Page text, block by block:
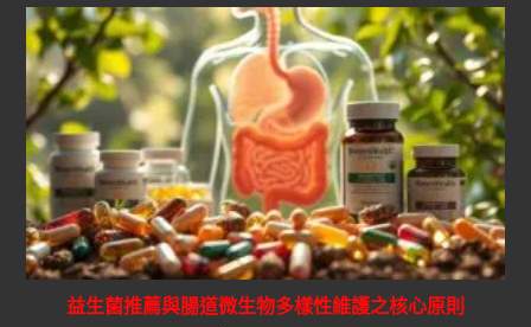
益生菌推薦與腸道微生物多樣性維護之核心原則